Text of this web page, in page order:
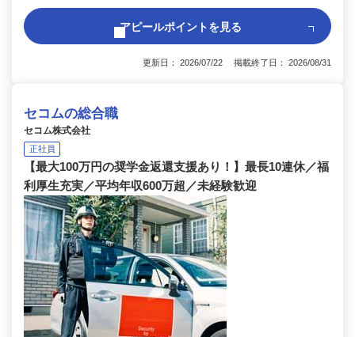
アピールポイントを見る
更新日： 2026/07/22 掲載終了日： 2026/08/31
セコムの総合職
セコム株式会社
正社員
【最大100万円の奨学金返還支援あり！】最長10連休／福
利厚生充実／平均年収600万超／未経験歓迎